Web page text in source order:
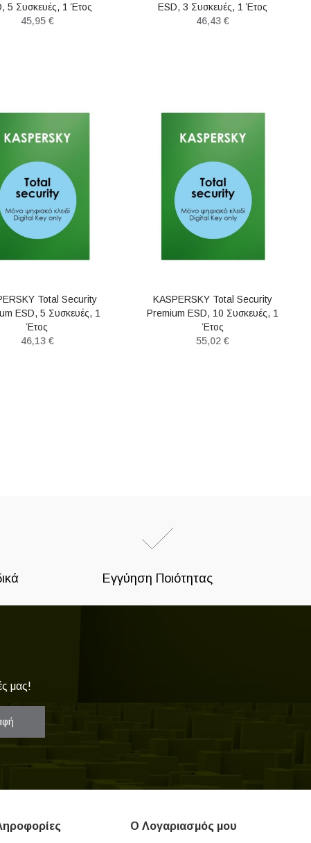
5 Συσκευές, 1 Έτος
45,95 €
ESD, 3 Συσκευές, 1 Έτος
46,43 €
Total Security
ESD, 5 Συσκευές, 1
Έτος
46,13 €
KASPERSKY Total Security
Premium ESD, 10 Συσκευές, 1
Έτος
55,02 €
Μητρικές Κάρτες
SSD/Intel Arc/
Εγγύηση Ποιότητας
μας!
Ο Λογαριασμός μου